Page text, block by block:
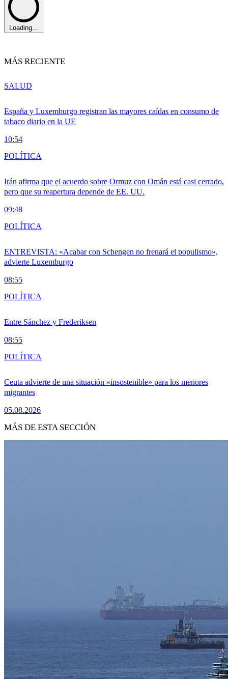
Loading...
MÁS RECIENTE
España y Luxemburgo registran las mayores caídas en consumo de
tabaco diario en la UE
10:54
SALUD
Irán afirma que el acuerdo sobre Ormuz con Omán está casi cerrado,
pero que su reapertura depende de EE. UU.
09:48
POLÍTICA
ENTREVISTA: «Acabar con Schengen no frenará el populismo»,
advierte Luxemburgo
08:55
POLÍTICA
Entre Sánchez y Frederiksen
08:55
POLÍTICA
Ceuta advierte de una situación «insostenible» para los menores
migrantes
05.08.2026
POLÍTICA
MÁS DE ESTA SECCIÓN